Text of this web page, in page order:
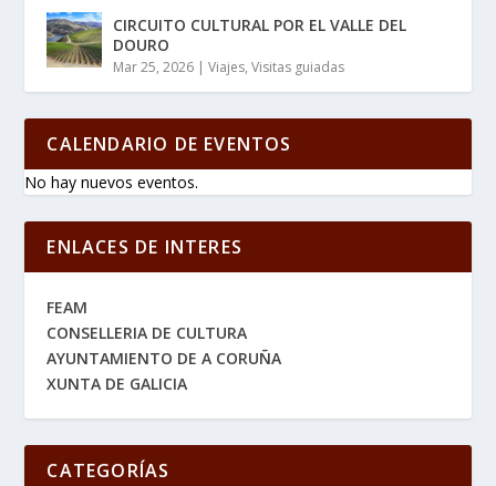
CIRCUITO CULTURAL POR EL VALLE DEL
DOURO
Mar 25, 2026 |Viajes,Visitas guiadas
CALENDARIO DE EVENTOS
No hay nuevos eventos.
ENLACES DE INTERES
FEAM
CONSELLERIA DE CULTURA
AYUNTAMIENTO DE A CORUÑA
XUNTA DE GALICIA
CATEGORÍAS